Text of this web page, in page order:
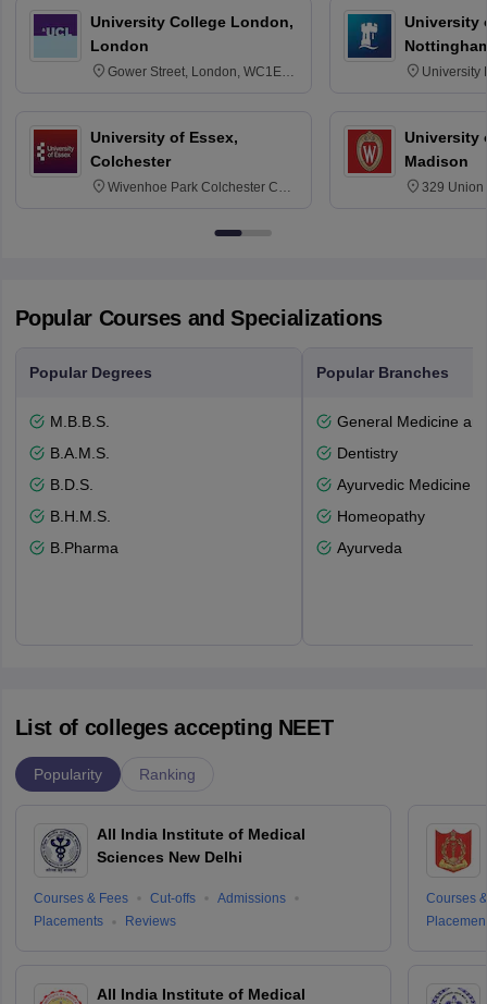
University College London,
London
Gower Street, London, WC1E
University of Essex,
Colchester
Wivenhoe Park Colchester CO4
University
University
University
Madison
329 Union
Popular Courses and Specializations
Popular Degrees
M.B.B.S.
B.A.M.S.
B.D.S.
B.H.M.S.
B.Pharma
Popular Branches
General Medicine
Dentistry
Ayurvedic Medicine
Homeopathy
Ayurveda
List of colleges accepting NEET
Popularity Ranking
All India Institute of Medical
Sciences New Delhi
Courses & Fees Cut-offs
Admissions
Placements
Reviews
All India Institute of Medical
Courses